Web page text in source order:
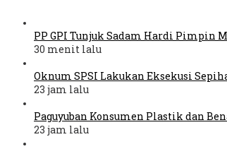
PP GPI Tunjuk Sadam Hardi Pimpin
30 menit lalu
Oknum SPSI Lakukan Eksekusi
23 jam lalu
Paguyuban Konsumen Plastik dan
23 jam lalu